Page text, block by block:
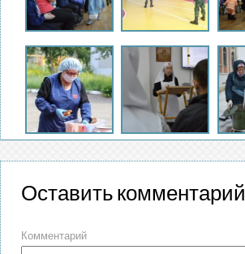
Оставить комментарий
Комментарий